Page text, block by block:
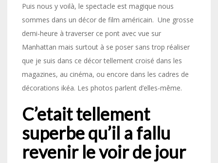
Puis nous y voilà, le spectacle est magique nous
sommes dans un décor de film américain. Une grosse
demi-heure à traverser ce pont avec vue sur
Manhattan mais surtout à se poser sans trop réaliser
que je suis dans ce décor tellement croisé dans les
magazines, au cinéma, ou encore dans les cadres de
décorations ikéa. Les photos parlent d’elles-même.
C’etait tellement
superbe qu’il a fallu
revenir le voir de jour